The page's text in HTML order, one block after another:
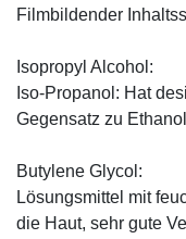
Filmbildender
Isopropyl Alcohol:
Iso-Propanol: Hat
Gegensatz zu
Butylene Glycol:
Lösungsmittel mit
die Haut, sehr gute